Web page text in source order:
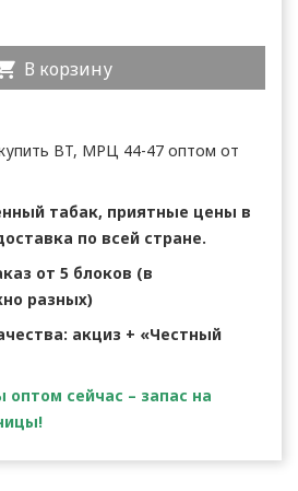
В корзину
BT, МРЦ 44-47 оптом от
табак, приятные цены в
по всей стране.
от 5 блоков (в
разных)
акциз + «Честный
оптом сейчас – запас на